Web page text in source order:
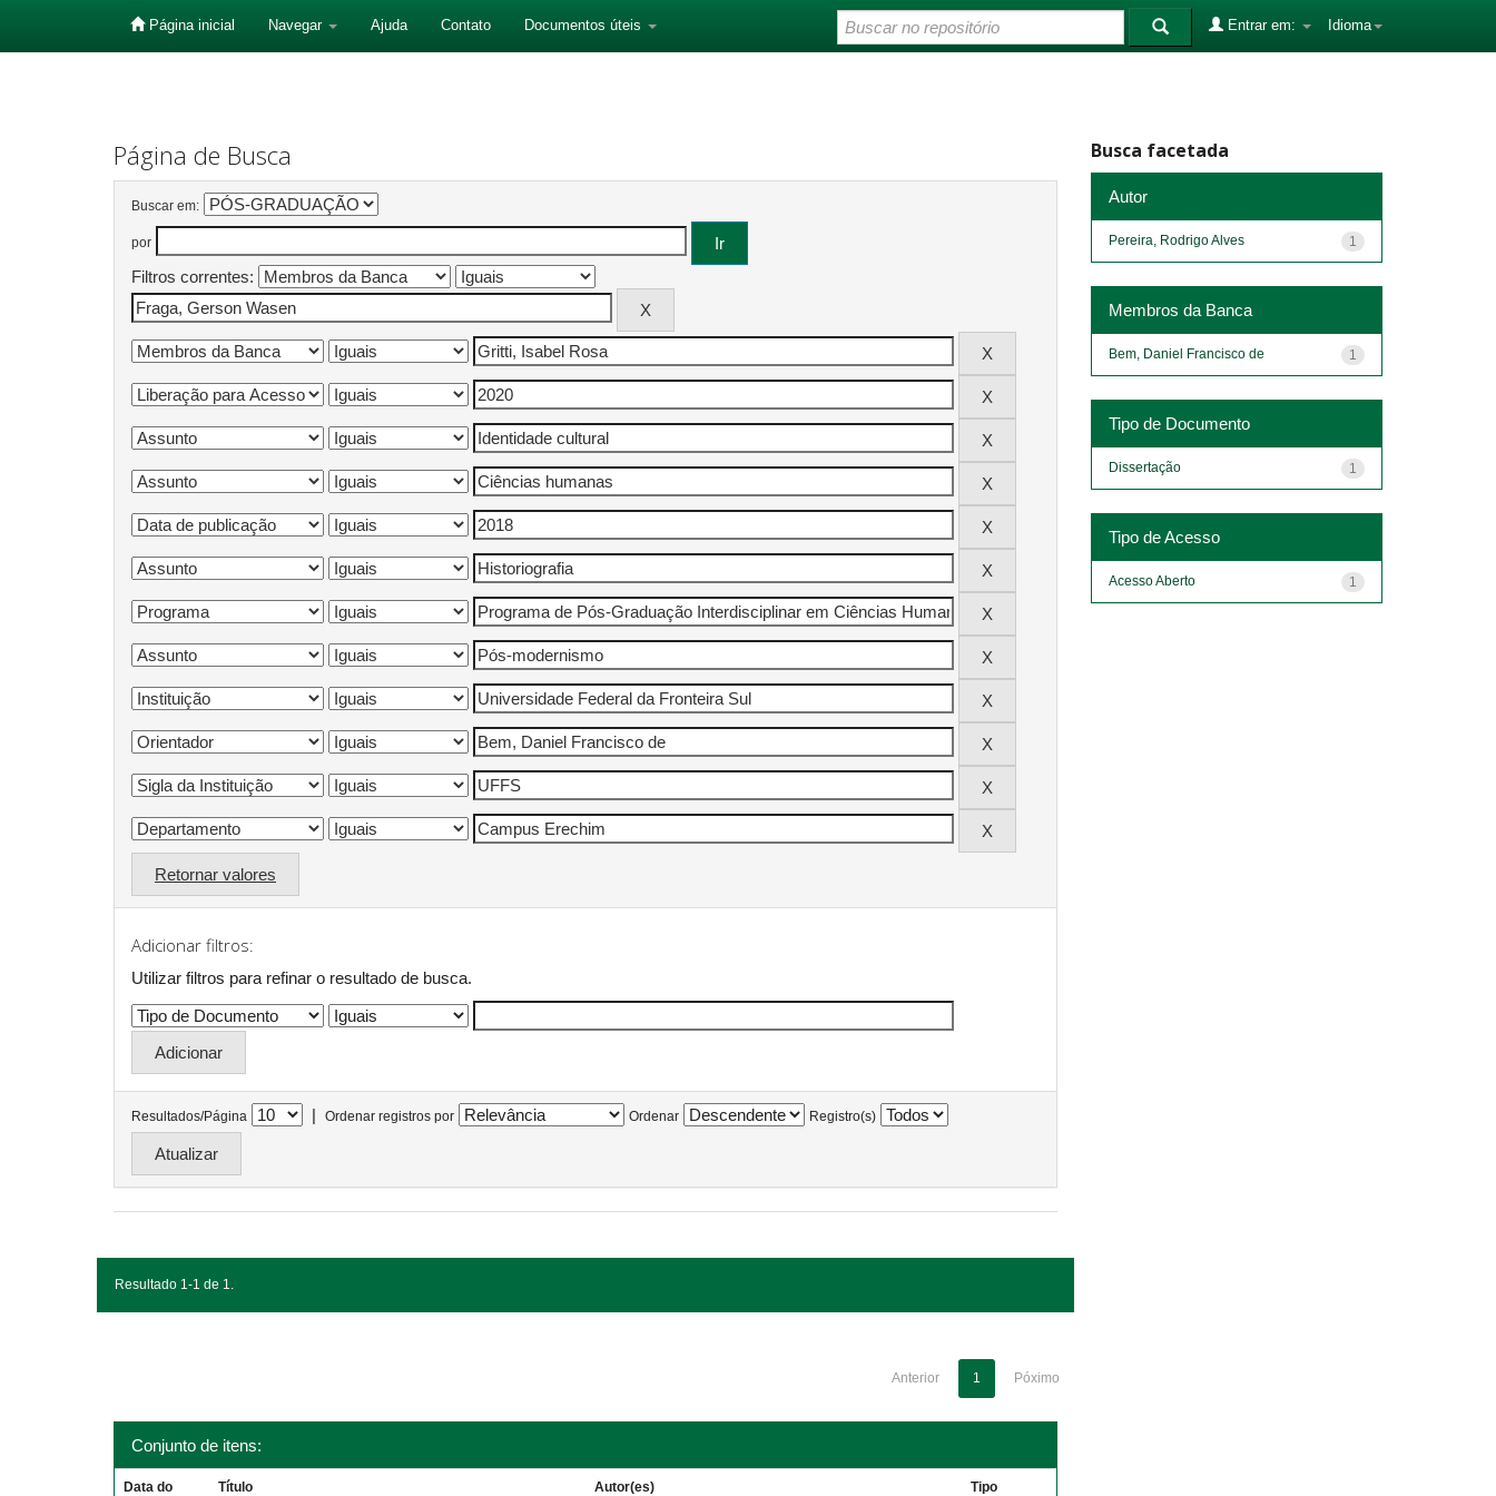
Página inicial Navegar Ajuda Contato Documentos úteis Idioma
Entrar em:
Página de Busca
Buscar em:
por
Filtros correntes:
Retornar valores
Adicionar filtros:
Utilizar filtros para refinar o resultado de busca.
Resultados/Página | Ordenar registros por Ordenar Registro(s)
Resultado 1-1 de 1.
Anterior 1 Póximo
Conjunto de itens:
Data do Título Autor(es) Tipo
Busca facetada
Autor
1
Pereira, Rodrigo Alves
Membros da Banca
1
Bem, Daniel Francisco de
Tipo de Documento
1
Dissertação
Tipo de Acesso
1
Acesso Aberto